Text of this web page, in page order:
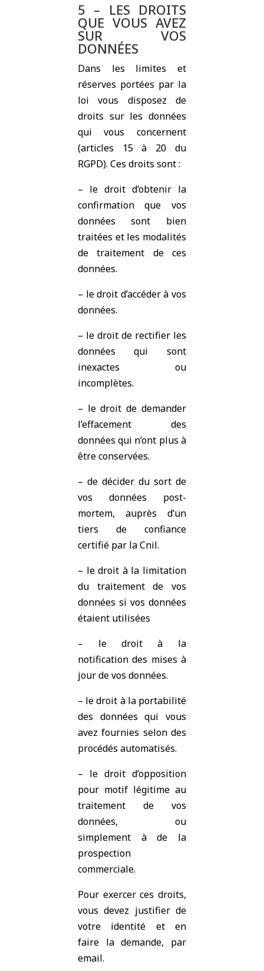
5 – LES DROITS
QUE VOUS AVEZ
SUR VOS
DONNÉES
Dans les limites et
réserves portées par la
loi vous disposez de
droits sur les données
qui vous concernent
(articles 15 à 20 du
RGPD). Ces droits sont :
– le droit d’obtenir la
confirmation que vos
données sont bien
traitées et les modalités
de traitement de ces
données.
– le droit d’accéder à vos
données.
– le droit de rectifier les
données qui sont
inexactes ou
incomplètes.
– le droit de demander
l’effacement des
données qui n’ont plus à
être conservées.
– de décider du sort de
vos données post-
mortem, auprès d’un
tiers de confiance
certifié par la Cnil.
– le droit à la limitation
du traitement de vos
données si vos données
étaient utilisées
– le droit à la
notification des mises à
jour de vos données.
– le droit à la portabilité
des données qui vous
avez fournies selon des
procédés automatisés.
– le droit d’opposition
pour motif légitime au
traitement de vos
données, ou
simplement à de la
prospection
commerciale.
Pour exercer ces droits,
vous devez justifier de
votre identité et en
faire la demande, par
email.